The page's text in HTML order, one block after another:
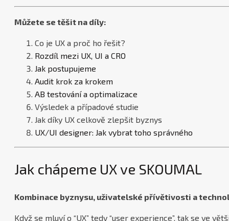
Můžete se těšit na díly:
Co je UX a proč ho řešit?
Rozdíl mezi UX, UI a CRO
Jak postupujeme
Audit krok za krokem
AB testování a optimalizace
Výsledek a případové studie
Jak díky UX celkově zlepšit byznys
UX/UI designer: Jak vybrat toho správného
Jak chápeme UX ve SKOUMAL
Kombinace byznysu, uživatelské přívětivosti a
Když se mluví o “UX” tedy “user experience”, tak se ve